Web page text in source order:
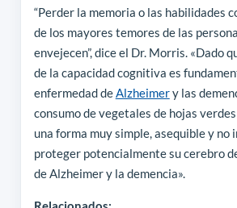
“Perder la memoria o las habilidades
de los mayores temores de las
envejecen”, dice el Dr. Morris. «Dado
de la capacidad cognitiva es
enfermedad deAlzheimery las
consumo de vegetales de hojas
una forma muy simple, asequible y no
proteger potencialmente su cerebro
de Alzheimer y la demencia».